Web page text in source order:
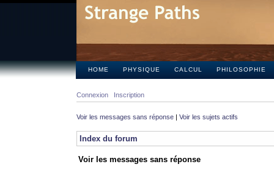
HOME PHYSIQUE CALCUL PHILOSOPHIE
Connexion Inscription
Voir les messages sans réponse | Voir les sujets actifs
Index du forum
Voir les messages sans réponse